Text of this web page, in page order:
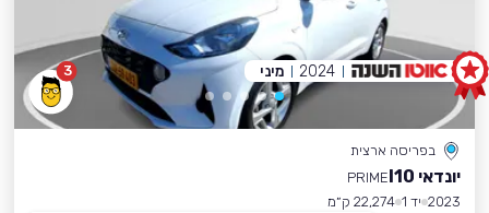
3
בפריסה ארצית
יונדאי I10
PRIME
2023 יד 1
22,274 ק״מ
2024 מיני